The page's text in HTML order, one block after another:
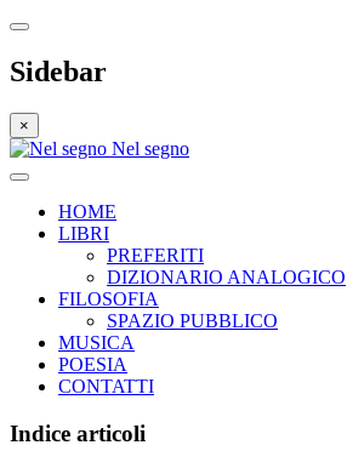
Sidebar
×
Nel segno
HOME
LIBRI
PREFERITI
DIZIONARIO ANALOGICO
FILOSOFIA
SPAZIO PUBBLICO
MUSICA
POESIA
CONTATTI
Indice articoli